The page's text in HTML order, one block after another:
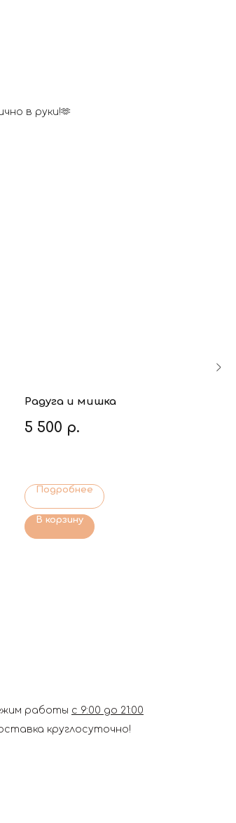
в руки!🫶
Радуга и мишка
5 500 р.
Подробнее
В корзину
работы с 9:00 до 21:00
круглосуточно!